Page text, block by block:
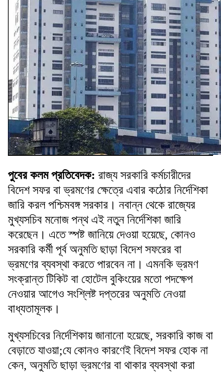
পুবের কলম প্রতিবেদক: রাজ্য সরকারি কর্মচারীদের
বিদেশ সফর বা ভ্রমণের ক্ষেত্রে এবার কঠোর নির্দেশিকা
জারি করল পশ্চিমবঙ্গ সরকার। নবান্ন থেকে রাজ্যের
মুখ্যসচিব মনোজ পন্থ এই নতুন নির্দেশিকা জারি
করেছেন। এতে স্পষ্ট জানিয়ে দেওয়া হয়েছে, কোনও
সরকারি কর্মী পূর্ব অনুমতি ছাড়া বিদেশ সফরের বা
ভ্রমণের ব্যবস্থা করতে পারবেন না। এমনকি ভ্রমণ
সংক্রান্ত টিকিট বা হোটেল বুকিংয়ের মতো পদক্ষেপ
নেওয়ার আগেও সংশ্লিষ্ট দপ্তরের অনুমতি নেওয়া
বাধ্যতামূলক।
মুখ্যসচিবের নির্দেশিকায় জানানো হয়েছে, সরকারি কাজ বা
বেড়াতে যাওয়া;যে কোনও কারণেই বিদেশ সফর হোক না
কেন, অনুমতি ছাড়া ভ্রমণের বা থাকার ব্যবস্থা করা